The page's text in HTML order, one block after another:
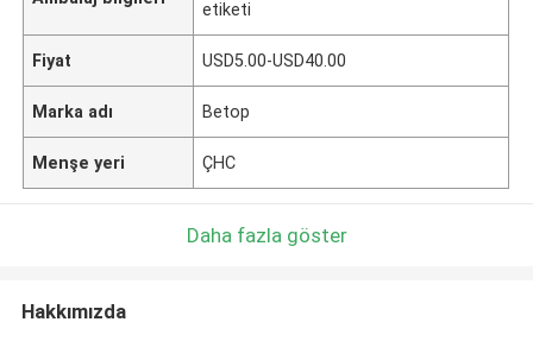
etiketi
Fiyat USD5.00-USD40.00
Marka adı Betop
Menşe yeri ÇHC
Daha fazla göster
Hakkımızda